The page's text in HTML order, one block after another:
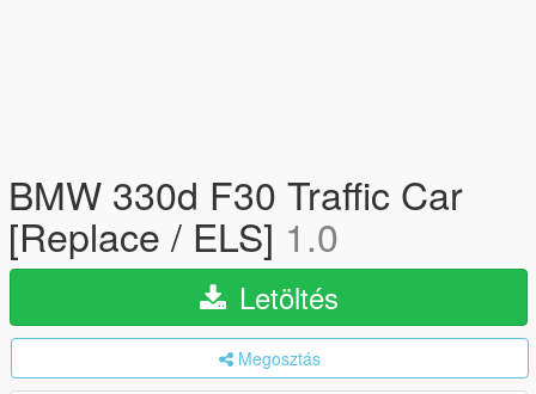
BMW 330d F30 Traffic Car
[Replace / ELS] 1.0
Letöltés
Megosztás